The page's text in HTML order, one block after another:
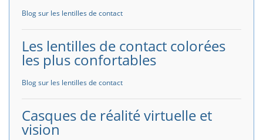
Blog sur les lentilles de contact
Les lentilles de contact colorées
les plus confortables
Blog sur les lentilles de contact
Casques de réalité virtuelle et
vision